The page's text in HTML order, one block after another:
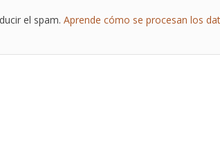
el spam. Aprende cómo se procesan los